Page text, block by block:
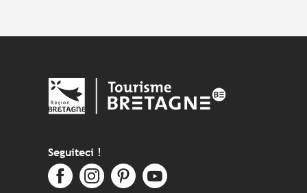
Seguiteci !